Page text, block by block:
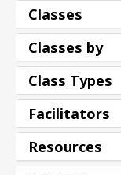
Classes
Classes by
Class Types
Facilitators
Resources